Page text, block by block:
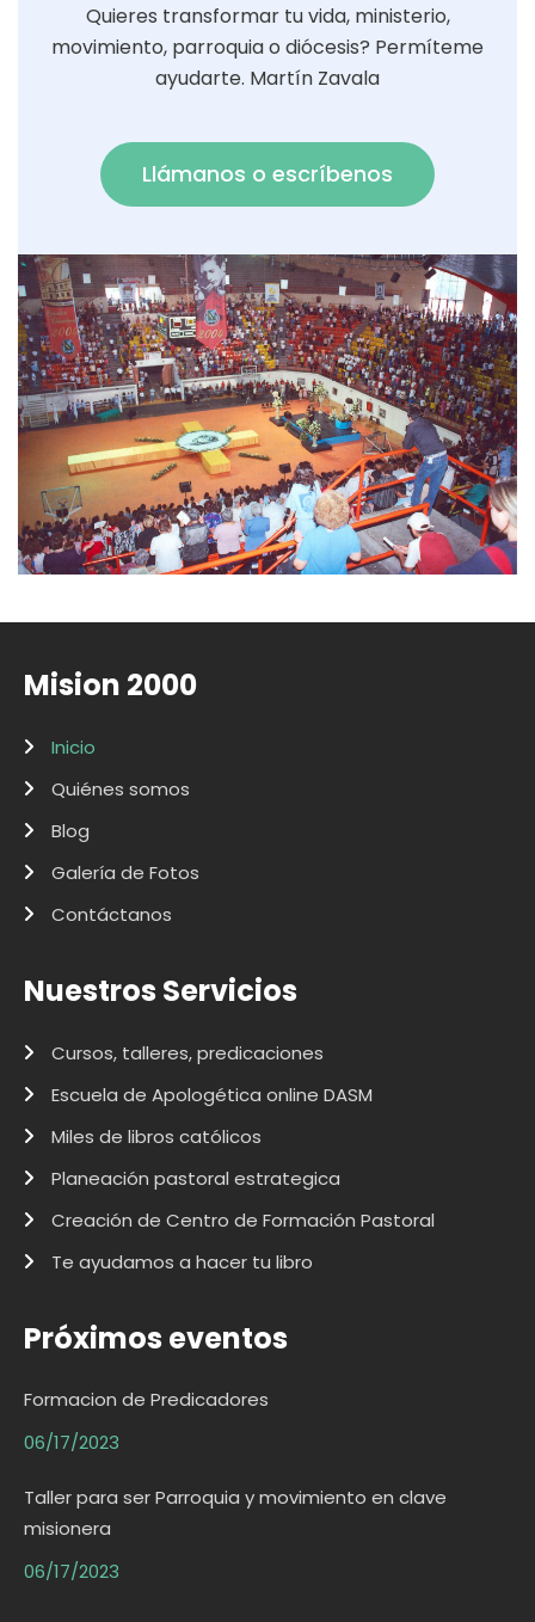
Quieres transformar tu vida, ministerio,
movimiento, parroquia o diócesis? Permíteme
ayudarte. Martín Zavala
Llámanos o escríbenos
Mision 2000
Inicio
Quiénes somos
Blog
Galería de Fotos
Contáctanos
Nuestros Servicios
Cursos, talleres, predicaciones
Escuela de Apologética online DASM
Miles de libros católicos
Planeación pastoral estrategica
Creación de Centro de Formación Pastoral
Te ayudamos a hacer tu libro
Próximos eventos
Formacion de Predicadores
06/17/2023
Taller para ser Parroquia y movimiento en clave
misionera
06/17/2023